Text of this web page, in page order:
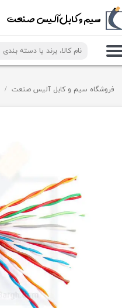
​​سیم و کابل آلیس صنعت
فروشگاه سیم و کابل آلیس صنعت